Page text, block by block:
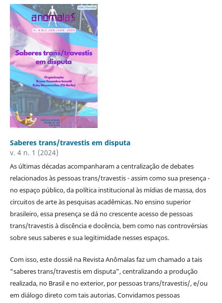
Saberes trans/travestis em disputa
v. 4 n. 1 (2024)
As últimas décadas acompanharam a centralização de debates
relacionados às pessoas trans/travestis - assim como sua presença -
no espaço público, da política institucional às mídias de massa, dos
circuitos de arte às pesquisas acadêmicas. No ensino superior
brasileiro, essa presença se dá no crescente acesso de pessoas
trans/travestis à discência e docência, bem como nas controvérsias
sobre seus saberes e sua legitimidade nesses espaços.
Com isso, este dossiê na Revista Anômalas faz um chamado a tais
“saberes trans/travestis em disputa”, centralizando a produção
realizada, no Brasil e no exterior, por pessoas trans/travestis/, e/ou
em diálogo direto com tais autorias. Convidamos pessoas